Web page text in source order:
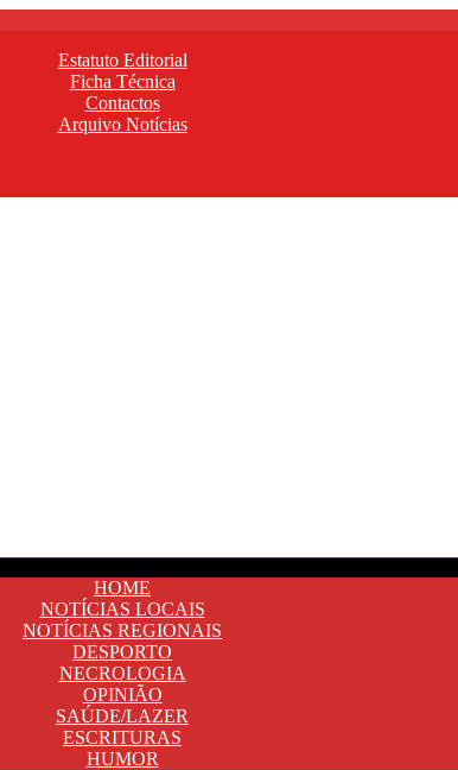
Estatuto Editorial
Ficha Técnica
Contactos
Arquivo Notícias
HOME
NOTÍCIAS LOCAIS
NOTÍCIAS REGIONAIS
DESPORTO
NECROLOGIA
OPINIÃO
SAÚDE/LAZER
ESCRITURAS
HUMOR